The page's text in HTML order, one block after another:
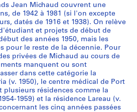
Jean Michaud couvrent une
de 1942 à 1981 (si l'on excepte
datés de 1916 et 1938). On relève
et projets de début de
des années 1950, mais les
pour le reste de la décennie. Pour
privées de Michaud au cours de
manquent ou sont
dans cette catégorie la
(v. 1950), le centre médical de Port
plusieurs résidences comme la
1959) et la résidence Lareau (v.
les cinq années passées